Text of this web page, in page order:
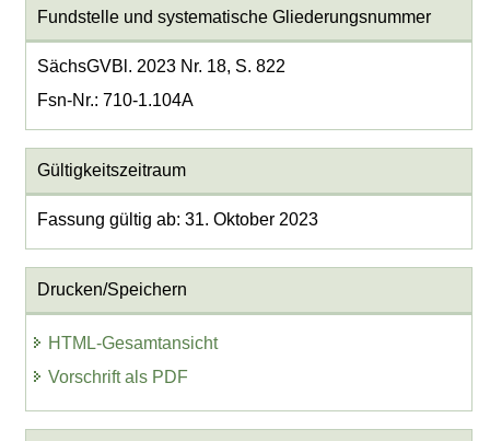
Fundstelle und systematische Gliederungsnummer
SächsGVBl. 2023 Nr. 18, S. 822
Fsn-Nr.: 710-1.104A
Gültigkeitszeitraum
Fassung gültig ab: 31. Oktober 2023
Drucken/Speichern
HTML-Gesamtansicht
Vorschrift als PDF